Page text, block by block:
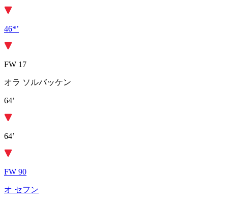
46*’
FW 17
オラ ソルバッケン
64’
64’
FW 90
オ セフン